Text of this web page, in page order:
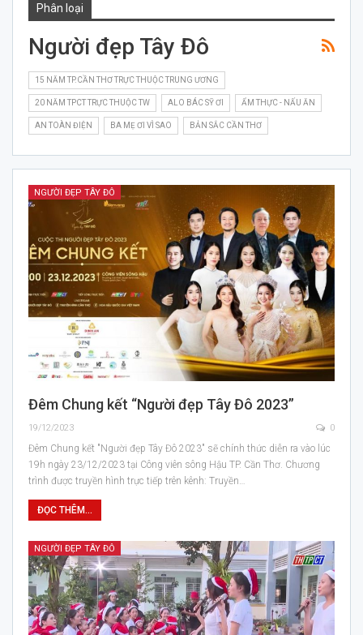
Phân loại
Người đẹp Tây Đô
15 NĂM TP.CẦN THƠ TRỰC THUỘC TRUNG ƯƠNG
20 NĂM TPCT TRỰC THUỘC TW ALO BÁC SỸ ƠI ẨM THỰC - NẤU ĂN
AN TOÀN ĐIỆN BA MẸ ƠI VÌ SAO BẢN SẮC CẦN THƠ
NGƯỜI ĐẸP TÂY ĐÔ
Đêm Chung kết “Người đẹp Tây Đô 2023”
19/12/2023 0
Đêm Chung kết "Người đẹp Tây Đô 2023" sẽ chính thức diễn ra vào lúc
19h ngày 23/12/2023 tại Công viên sông Hậu TP. Cần Thơ. Chương
trình được truyền hình trực tiếp trên kênh: Truyền…
ĐỌC THÊM...
NGƯỜI ĐẸP TÂY ĐÔ